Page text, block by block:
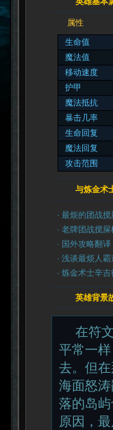
属性
生命值
魔法值
移动速度
护甲
魔法抵抗
暴击几率
生命回复
魔法回复
攻击范围
与炼金术
· 最烦的团战
· 老牌团战搅
· 国外攻略翻
· 浅谈最烦人
· 炼金术士辛
英雄背景
在符
平常一
去。但
海面怒
落的岛
原因，